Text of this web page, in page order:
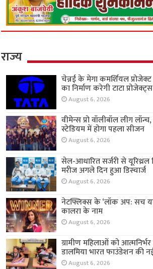
राज्य
चेन्नई के मेगा कमर्शियल
का निर्माण करेगी टाटा प्रोजेक्ट्स
August 6, 2026
वीमेन्स प्रो वॉलीबॉल लीग
स्टेडियम में होगा पहला सीजन
August 6, 2026
सेल-आधारित सर्जरी से यूरिथ्रल
मरीज अगले दिन हुआ डिस्चार्ज
August 6, 2026
नेटफ्लिक्स के ‘लॉक अप: सच या
कालरा के नाम
August 6, 2026
ग्रामीण महिलाओं को
डालमिया भारत फाउंडेशन की
August 6, 2026